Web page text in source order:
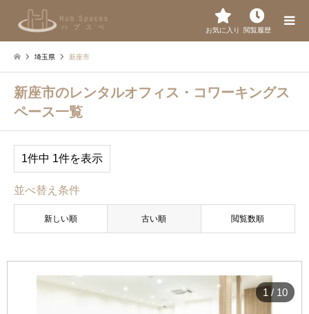
お気に入り 閲覧履歴
埼玉県 新座市
新座市のレンタルオフィス・コワーキングス
ペース一覧
1件中 1件を表示
並べ替え条件
新しい順 古い順 閲覧数順
1 / 10